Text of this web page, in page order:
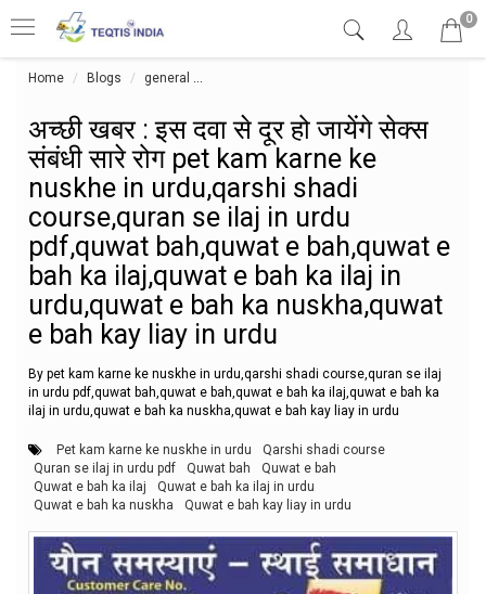
0
Home Blogs general
अच्छी खबर : इस दवा से दूर हो जायेंगे सेक्स
संबंधी सारे रोग pet kam karne ke
nuskhe in urdu,qarshi shadi
course,quran se ilaj in urdu
pdf,quwat bah,quwat e bah,quwat e
bah ka ilaj,quwat e bah ka ilaj in
urdu,quwat e bah ka nuskha,quwat
e bah kay liay in urdu
By pet kam karne ke nuskhe in urdu,qarshi shadi course,quran se ilaj
in urdu pdf,quwat bah,quwat e bah,quwat e bah ka ilaj,quwat e bah ka
ilaj in urdu,quwat e bah ka nuskha,quwat e bah kay liay in urdu
Pet kam karne ke nuskhe in urdu
Qarshi shadi course
Quran se ilaj in urdu pdf
Quwat bah
Quwat e bah
Quwat e bah ka ilaj
Quwat e bah ka ilaj in urdu
Quwat e bah ka nuskha
Quwat e bah kay liay in urdu